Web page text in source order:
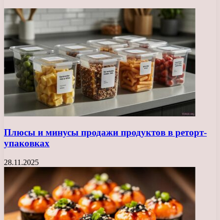
Плюсы и минусы продажи продуктов в реторт-
упаковках
28.11.2025